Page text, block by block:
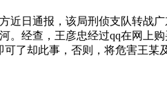
日通报，该局刑侦支队转战
经查，王彦忠经过qq在网上
了却此事，否则，将危害王某